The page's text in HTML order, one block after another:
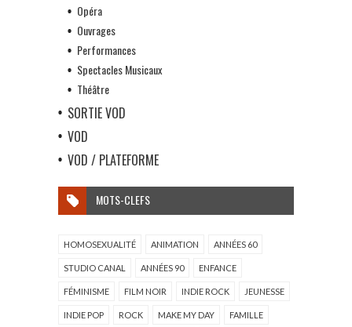
Opéra
Ouvrages
Performances
Spectacles Musicaux
Théâtre
SORTIE VOD
VOD
VOD / PLATEFORME
MOTS-CLEFS
HOMOSEXUALITÉ ANIMATION ANNÉES 60
STUDIO CANAL ANNÉES 90 ENFANCE
FÉMINISME FILM NOIR INDIE ROCK JEUNESSE
INDIE POP ROCK MAKE MY DAY FAMILLE